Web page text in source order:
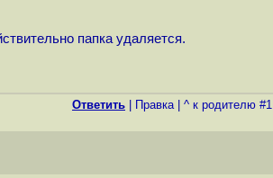
папка удаляется.
Ответить Правка| ^ к родителю #1